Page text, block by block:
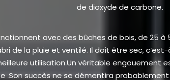
de dioxyde de carbone.
avec des bûches de bois, de 25
de la pluie et ventilé. Il doit être sec,
utilisation.Un véritable engouement
.Son succès ne se démentira